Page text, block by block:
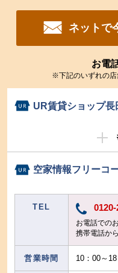
ネットで
お電
※下記のいずれの店
UR賃貸ショップ長
空家情報フリーコ
TEL
お電話での
携帯電話か
営業時間 10：00～